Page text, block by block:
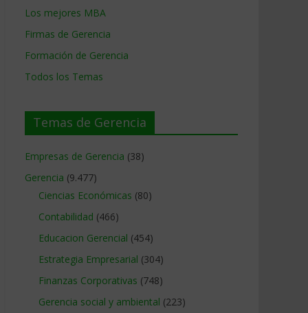
Los mejores MBA
Firmas de Gerencia
Formación de Gerencia
Todos los Temas
Temas de Gerencia
Empresas de Gerencia (38)
Gerencia (9.477)
Ciencias Económicas (80)
Contabilidad (466)
Educacion Gerencial (454)
Estrategia Empresarial (304)
Finanzas Corporativas (748)
Gerencia social y ambiental (223)